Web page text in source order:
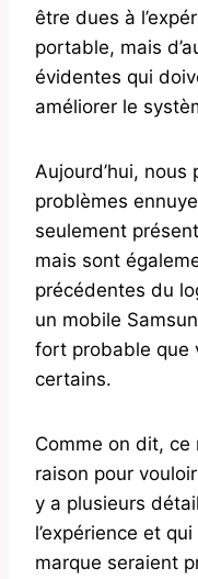
être dues à
portable, mais
évidentes qui
améliorer le
Aujourd’hui,
problèmes
seulement
mais sont
précédentes du
un mobile
fort probable que
certains.
Comme on dit, ce
raison pour
y a plusieurs
l’expérience et
marque seraient